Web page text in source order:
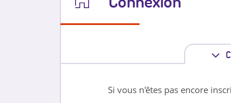
Si vous n'êtes pas encore